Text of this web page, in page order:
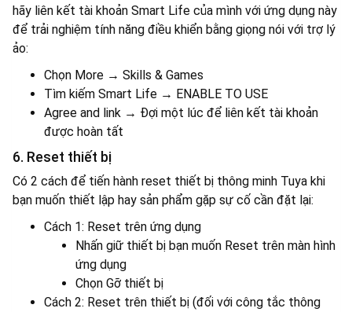
hãy liên kết tài khoản Smart Life của mình với ứng dụng này
để trải nghiệm tính năng điều khiển bằng giọng nói với trợ lý
ảo:
Chọn More → Skills & Games
Tìm kiếm Smart Life → ENABLE TO USE
Agree and link → Đợi một lúc để liên kết tài khoản
được hoàn tất
6. Reset thiết bị
Có 2 cách để tiến hành reset thiết bị thông minh Tuya khi
bạn muốn thiết lập hay sản phẩm gặp sự cố cần đặt lại:
Cách 1: Reset trên ứng dụng
Nhấn giữ thiết bị bạn muốn Reset trên màn hình
ứng dụng
Chọn Gỡ thiết bị
Cách 2: Reset trên thiết bị (đối với công tắc thông